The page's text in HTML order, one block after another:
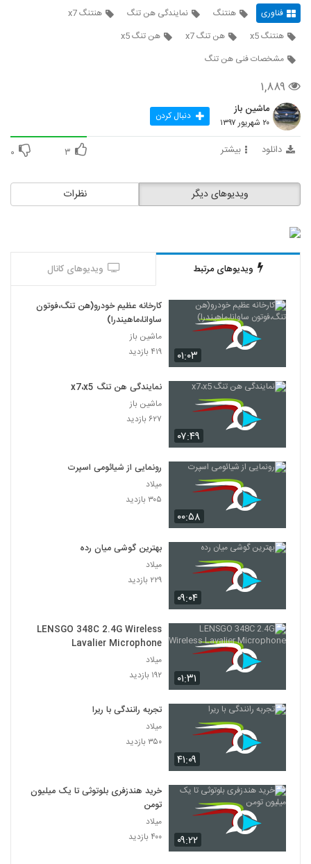
فناوری هنتنگ نمایندگی هن تنگ
هنتنگ x7
هنتنگ x5
هن تنگ x7
هن تنگ x5
مشخصات فنی هن تنگ
۱,۸۸۹
ماشین باز
۲۰ شهریور ۱۳۹۷ دنبال کردن
دانلود بیشتر ۳ ۰
نظرات ویدیوهای دیگر
ویدیوهای مرتبط ویدیوهای کانال
۰۱:۰۳
کارخانه عظیم خودرو(هن تنگ،فوتون
ساوانا،ماهیندرا)
ماشین باز
۴۱۹ بازدید
۰۷:۴۹
نمایندگی هن تنگ x7،x5
ماشین باز
۶۲۷ بازدید
۰۰:۵۸
رونمایی از شیائومی اسپرت
میلاد
۳۰۵ بازدید
۰۹:۰۴
بهترین گوشی میان رده
میلاد
۲۲۹ بازدید
۰۱:۳۱
LENSGO 348C 2.4G Wireless
Lavalier Microphone
میلاد
۱۹۲ بازدید
۴۱:۰۹
تجربه رانندگی با ریرا
میلاد
۳۵۰ بازدید
۰۹:۲۲
خرید هندزفری بلوتوثی تا یک میلیون
تومن
میلاد
۴۰۰ بازدید